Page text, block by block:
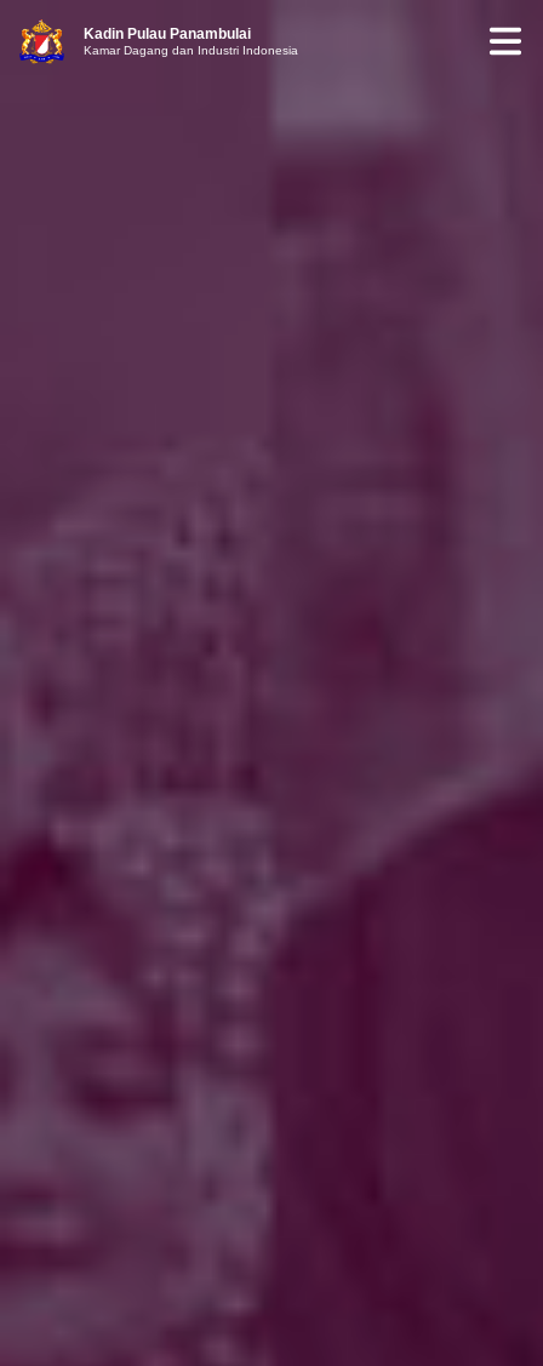
Kadin Pulau Panambulai
Kamar Dagang dan Industri Indonesia